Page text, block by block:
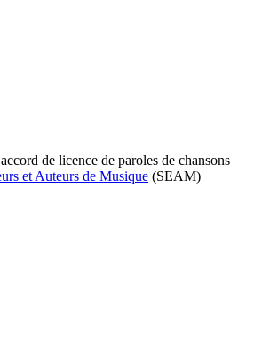
de licence de paroles de chansons
et Auteurs de Musique (SEAM)